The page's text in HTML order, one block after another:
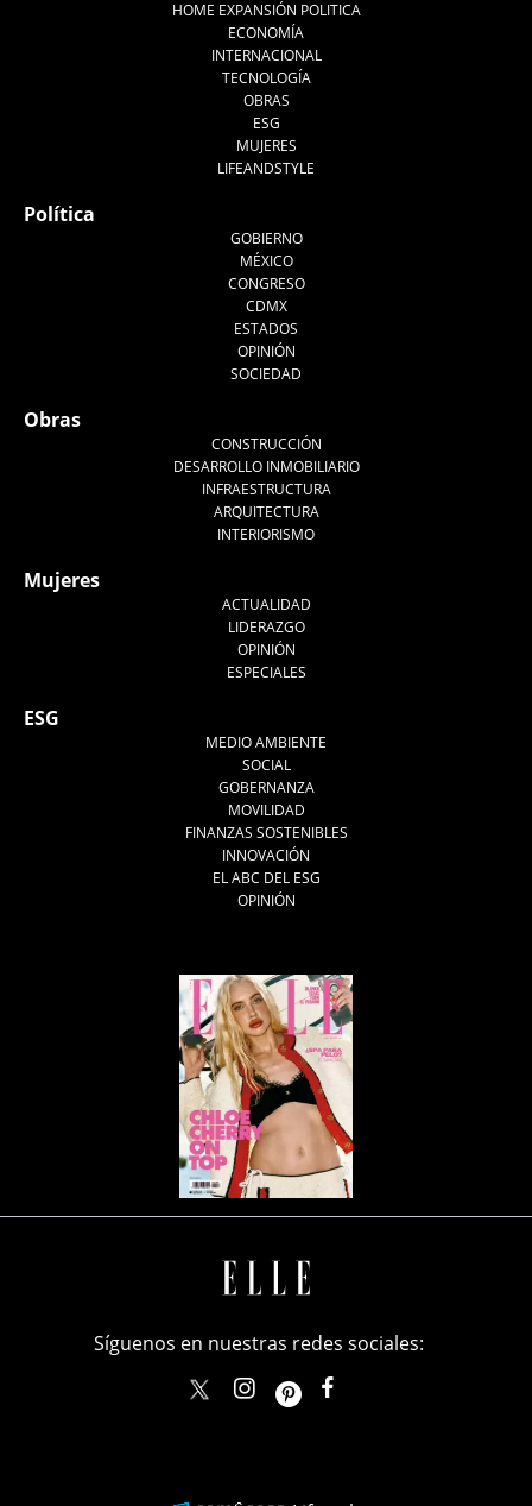
HOME EXPANSIÓN POLITICA
ECONOMÍA
INTERNACIONAL
TECNOLOGÍA
OBRAS
ESG
MUJERES
LIFEANDSTYLE
Política
GOBIERNO
MÉXICO
CONGRESO
CDMX
ESTADOS
OPINIÓN
SOCIEDAD
Obras
CONSTRUCCIÓN
DESARROLLO INMOBILIARIO
INFRAESTRUCTURA
ARQUITECTURA
INTERIORISMO
Mujeres
ACTUALIDAD
LIDERAZGO
OPINIÓN
ESPECIALES
ESG
MEDIO AMBIENTE
SOCIAL
GOBERNANZA
MOVILIDAD
FINANZAS SOSTENIBLES
INNOVACIÓN
EL ABC DEL ESG
OPINIÓN
Síguenos en nuestras redes sociales:
elle_mexicoellemexico